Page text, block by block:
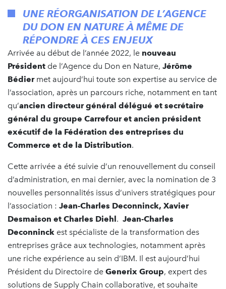
UNE RÉORGANISATION DE L’AGENCE
DU DON EN NATURE À MÊME DE
RÉPONDRE À CES ENJEUX
Arrivée au début de l’année 2022, le nouveau
Président de l’Agence du Don en Nature, Jérôme
Bédiermet aujourd’hui toute son expertise au service de
l’association, après un parcours riche, notamment en tant
qu’ancien directeur général délégué et secrétaire
général du groupe Carrefour et ancien président
exécutif de la Fédération des entreprises du
Commerce et de la Distribution.
Cette arrivée a été suivie d’un renouvellement du conseil
d’administration, en mai dernier, avec la nomination de 3
nouvelles personnalités issus d’univers stratégiques pour
l’association : Jean-Charles Deconninck, Xavier
Desmaison et Charles Diehl. Jean-Charles
Deconninck est spécialiste de la transformation des
entreprises grâce aux technologies, notamment après
une riche expérience au sein d’IBM. Il est aujourd’hui
Président du Directoire de Generix Group, expert des
solutions de Supply Chain collaborative, et souhaite